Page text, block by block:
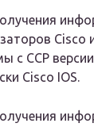
Cisco
с CCP
Cisco IOS.